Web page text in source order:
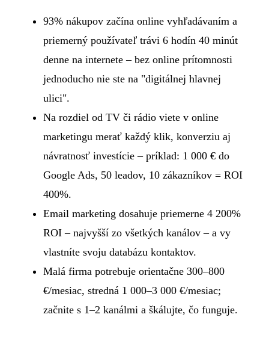
93% nákupov začína online vyhľadávaním a
priemerný používateľ trávi 6 hodín 40 minút
denne na internete – bez online prítomnosti
jednoducho nie ste na "digitálnej hlavnej
ulici".
Na rozdiel od TV či rádio viete v online
marketingu merať každý klik, konverziu aj
návratnosť investície – príklad: 1 000 € do
Google Ads, 50 leadov, 10 zákazníkov = ROI
400%.
Email marketing dosahuje priemerne 4 200%
ROI – najvyšší zo všetkých kanálov – a vy
vlastníte svoju databázu kontaktov.
Malá firma potrebuje orientačne 300–800
€/mesiac, stredná 1 000–3 000 €/mesiac;
začnite s 1–2 kanálmi a škálujte, čo funguje.